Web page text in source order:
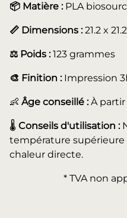
📦 Matière : PLA
📏 Dimensions :21.2 x
⚖️ Poids :123 grammes
🎨 Finition : Impression
👶 Âge conseillé :À partir
🌡️ Conseils d'utilisation :
température supérieure
chaleur directe.
* TVA non